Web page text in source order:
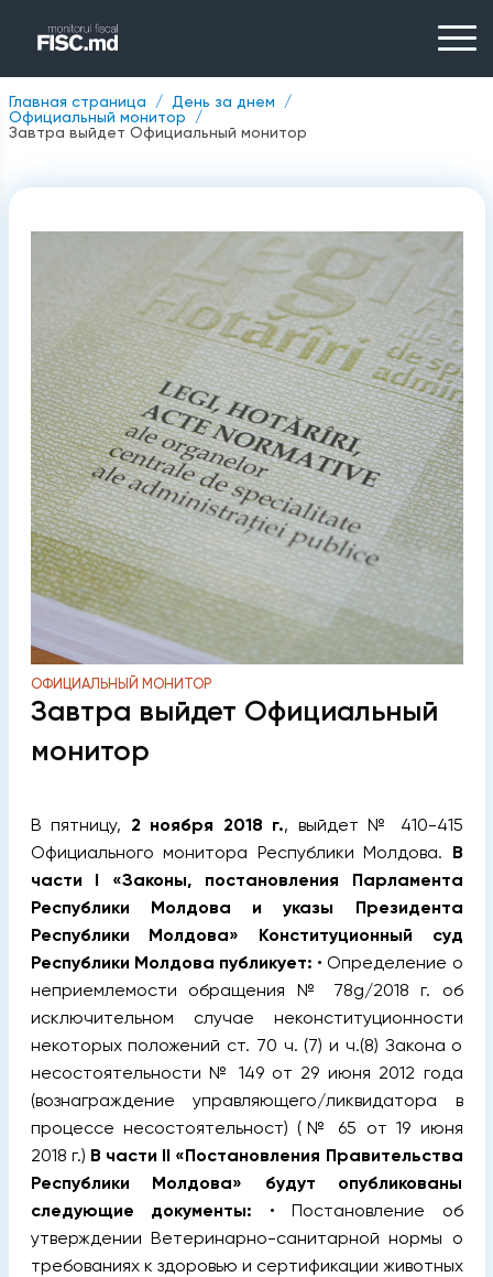
Главная страница
День за днем
Официальный монитор
Завтра выйдет Официальный монитор
ОФИЦИАЛЬНЫЙ МОНИТОР
Завтра выйдет Официальный
монитор
В пятницу, 2 ноября 2018 г., выйдет № 410-415
Официального монитора Республики Молдова. В
части I «Законы, постановления Парламента
Республики Молдова и указы Президента
Республики Молдова»
Конституционный суд
Республики Молдова публикует: • Определение о
неприемлемости обращения № 78g/2018 г. об
исключительном случае неконституционности
некоторых положений ст. 70 ч. (7) и ч.(8) Закона о
несостоятельности № 149 от 29 июня 2012 года
(вознаграждение управляющего/ликвидатора в
процессе несостоятельност) (№ 65 от 19 июня
2018 г.) В части II «Постановления Правительства
Республики Молдова» будут опубликованы
следующие документы: • Постановление об
утверждении Ветеринарно-санитарной нормы о
требованиях к здоровью и сертификации животных